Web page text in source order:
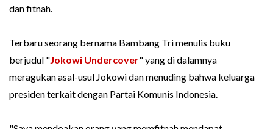
dan fitnah.
Terbaru seorang bernama Bambang Tri menulis buku
berjudul "Jokowi Undercover" yang di dalamnya
meragukan asal-usul Jokowi dan menuding bahwa keluarga
presiden terkait dengan Partai Komunis Indonesia.